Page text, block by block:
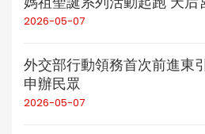
2026-05-07
外交部行動領務首次前進
申辦民眾
2026-05-07